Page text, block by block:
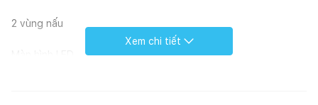
2 vùng nấu
Xem chi tiết